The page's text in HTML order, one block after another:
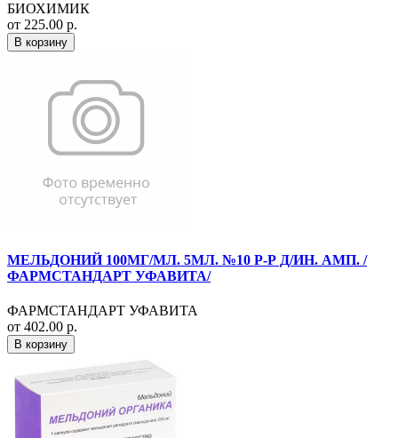
БИОХИМИК
от 225.00 р.
В корзину
МЕЛЬДОНИЙ 100МГ/МЛ. 5МЛ. №10 Р-Р Д/ИН. АМП. /
ФАРМСТАНДАРТ УФАВИТА/
ФАРМСТАНДАРТ УФАВИТА
от 402.00 р.
В корзину